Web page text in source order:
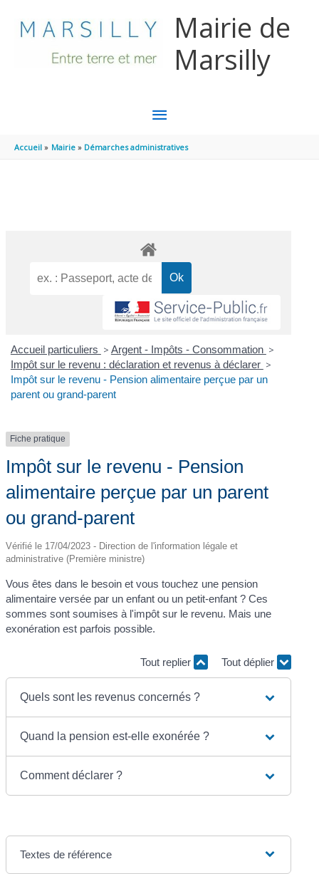
Mairie de
Marsilly
MENU
PRINCIPAL
Accueil Mairie Démarches administratives
Accueil particuliers > Argent - Impôts - Consommation >
Impôt sur le revenu : déclaration et revenus à déclarer >
Impôt sur le revenu - Pension alimentaire perçue par un
parent ou grand-parent
Fiche pratique
Impôt sur le revenu - Pension
alimentaire perçue par un parent
ou grand-parent
Vérifié le 17/04/2023 - Direction de l'information légale et
administrative (Première ministre)
Vous êtes dans le besoin et vous touchez une pension
alimentaire versée par un enfant ou un petit-enfant ? Ces
sommes sont soumises à l'impôt sur le revenu. Mais une
exonération est parfois possible.
Tout replier Tout déplier
Quels sont les revenus concernés ?
Quand la pension est-elle exonérée ?
Comment déclarer ?
Textes de référence